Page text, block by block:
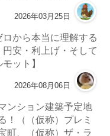
2026年03月25日
から本当に理解する
円安・利上げ・そして
ット】
2026年08月06日
ンション建築予定地
！（（仮称）プレミ
町、（仮称）ザ・ラ